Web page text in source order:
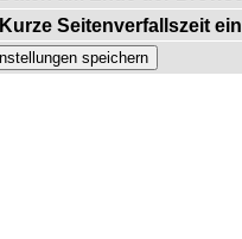
Kurze Seitenverfallszeit